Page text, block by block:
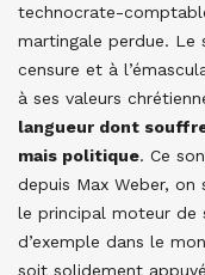
technocrate-
martingale perdue.
censure et à
à ses valeurs
langueur dont
mais politique. Ce
depuis Max Weber,
le principal moteur de
d’exemple dans le
soit solidement